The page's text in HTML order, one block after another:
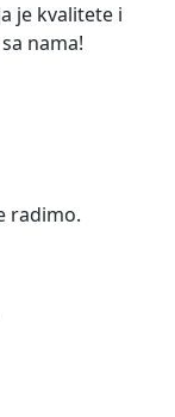
je kvalitete i
nama!
radimo.